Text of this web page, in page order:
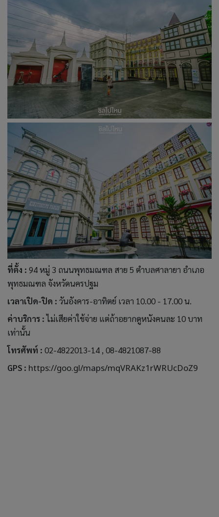
ที่ตั้ง : 94 หมู่ 3 ถนนพุทธมณฑล สาย 5 ตำบลศาลายา อำเภอ
พุทธมณฑล จังหวัดนครปฐม
เวลาเปิด-ปิด : วันอังคาร-อาทิตย์ เวลา 10.00 - 17.00 น.
ค่าบริการ :ไม่เสียค่าใช้จ่าย แต่ถ้าอยากดูหนังคนละ 10 บาท
เท่านั้น
โทรศัพท์ : 02-4822013-14 , 08-4821087-88
GPS : https://goo.gl/maps/mqVRAKz1rWRUcDoZ9